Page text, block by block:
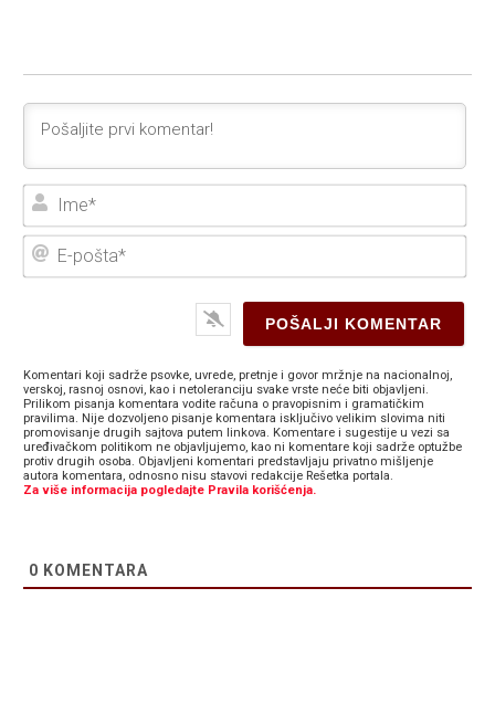
E-
Komentari koji sadrže psovke, uvrede, pretnje i govor mržnje na nacionalnoj,
verskoj, rasnoj osnovi, kao i netoleranciju svake vrste neće biti objavljeni.
Prilikom pisanja komentara vodite računa o pravopisnim i gramatičkim
pravilima. Nije dozvoljeno pisanje komentara isključivo velikim slovima niti
promovisanje drugih sajtova putem linkova. Komentare i sugestije u vezi sa
uređivačkom politikom ne objavljujemo, kao ni komentare koji sadrže optužbe
protiv drugih osoba. Objavljeni komentari predstavljaju privatno mišljenje
autora komentara, odnosno nisu stavovi redakcije Rešetka portala.
Za više informacija pogledajte Pravila korišćenja.
0 KOMENTARA